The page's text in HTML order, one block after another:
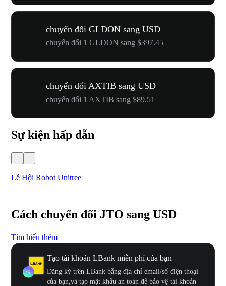
chuyển đổi GLDON sang USD
chuyển đổi 1 GLDON sang $397.45
chuyển đổi AXTIB sang USD
chuyển đổi 1 AXTIB sang $89.51
Sự kiện hấp dẫn
Lễ Hội Robot Unitree
Cách chuyển đổi JTO sang USD
Tìm hiểu thêm
Tạo tài khoản LBank miễn phí của bạn
Đăng ký trên LBank bằng địa chỉ email/số điện thoại
của bạn,và tạo mật khẩu an toàn để bảo vệ tài khoản